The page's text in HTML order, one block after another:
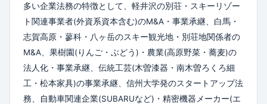
多い企業法務の特徴として、軽井沢の別荘・スキーリゾー
ト関連事業者(外資系資本含む)のM&A・事業承継、白馬・
志賀高原・蓼科・八ヶ岳のスキー観光地・別荘地関係者の
M&A、果樹園(りんご・ぶどう)・農業(高原野菜・蕎麦)の
法人化・事業承継、伝統工芸(木曽漆器・南木曽ろくろ細
工・松本家具)の事業承継、信州大学発のスタートアップ法
務、自動車関連企業(SUBARUなど)・精密機器メーカー(エ